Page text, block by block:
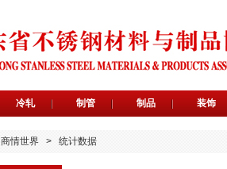
冷轧 制管 制品 装饰
商情世界 > 统计数据